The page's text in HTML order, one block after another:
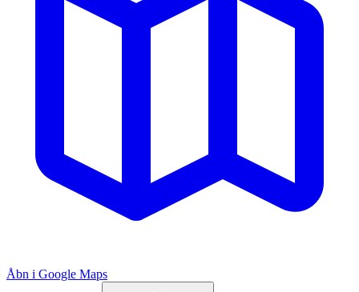
Åbn i Google Maps